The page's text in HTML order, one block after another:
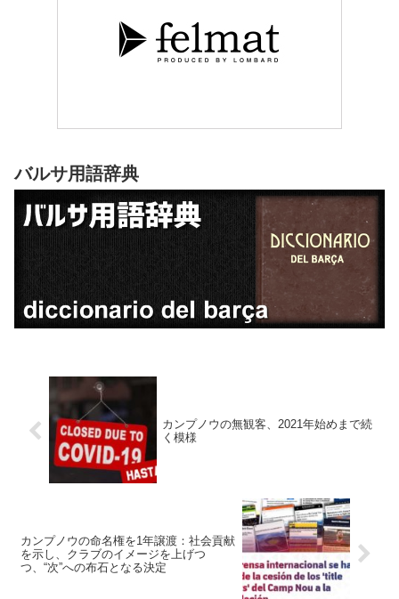
バルサ用語辞典
カンプノウの無観客、2021年始めまで続
く模様
カンプノウの命名権を1年譲渡：社会貢献
を示し、クラブのイメージを上げつ
つ、“次”への布石となる決定